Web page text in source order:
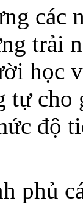
các
trải
học
tự cho
độ
phủ